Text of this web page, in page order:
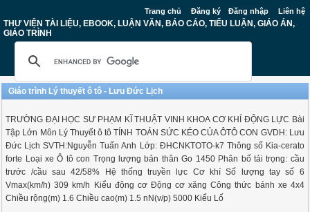
Trang chủ Đăng ký Đăng nhập Liên hệ
THƯ VIỆN TÀI LIỆU, EBOOK, LUẬN VĂN, BÁO CÁO, TIỂU LUẬN, GIÁO ÁN,
GIÁO TRÌNH
Giáo trình Lý thuyết ô tô - Lưu Đức Lịch
TRƯỜNG ĐẠI HỌC SƯ PHẠM KĨ THUẬT VINH KHOA CƠ KHÍ ĐỘNG LỰC Bài
Tập Lớn Môn Lý Thuyết ô tô TÍNH TOÁN SỨC KÉO CỦA ÔTÔ CON GVDH: Lưu
Đức Lịch SVTH:Nguyễn Tuấn Anh Lớp: ĐHCNKTOTO-k7 Thông số Kia-cerato
forte Loại xe Ô tô con Trọng lượng bản thân Go 1450 Phân bố tải trọng: cầu
trước /cầu sau 42/58% Hệ thống truyền lực Cơ khí Số lượng tay số 6
Vmax(km/h) 309 km/h Kiểu động cơ Động cơ xăng Công thức bánh xe 4x4
Chiều rộng(m) 1.6 Chiều cao(m) 1.5 nN(v/p) 5000 Kiểu Lố